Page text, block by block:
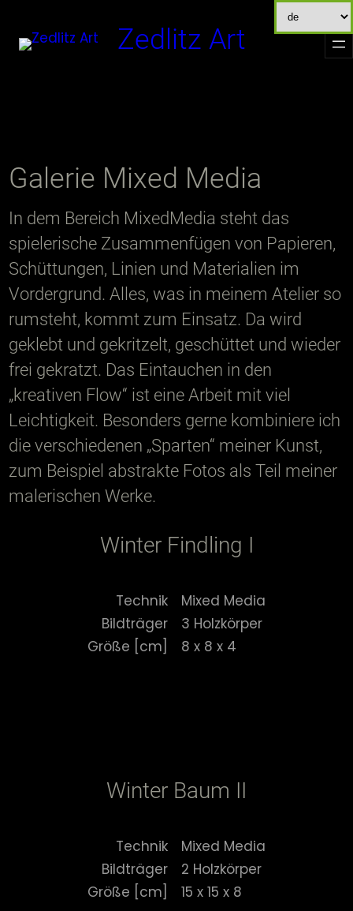
Inhalt
springen
Zedlitz Art
Galerie Mixed Media
In dem Bereich MixedMedia steht das
spielerische Zusammenfügen von Papieren,
Schüttungen, Linien und Materialien im
Vordergrund. Alles, was in meinem Atelier so
rumsteht, kommt zum Einsatz. Da wird
geklebt und gekritzelt, geschüttet und wieder
frei gekratzt. Das Eintauchen in den
„kreativen Flow“ ist eine Arbeit mit viel
Leichtigkeit. Besonders gerne kombiniere ich
die verschiedenen „Sparten“ meiner Kunst,
zum Beispiel abstrakte Fotos als Teil meiner
malerischen Werke.
Winter Findling I
Technik
Mixed Media
Bildträger
3 Holzkörper
Größe [cm]
8 x 8 x 4
Winter Baum II
Technik
Mixed Media
Bildträger
2 Holzkörper
Größe [cm]
15 x 15 x 8